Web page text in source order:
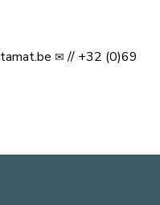
tamat.be
// +32 (0)69